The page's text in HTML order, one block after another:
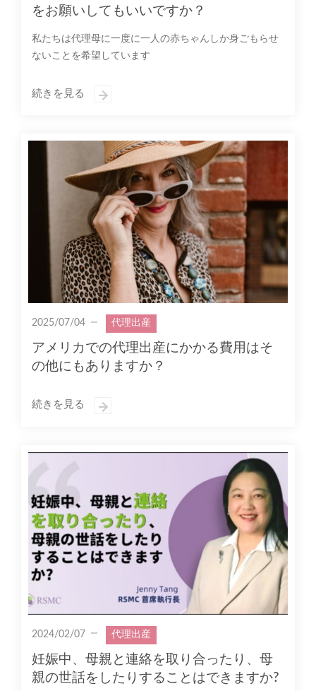
をお願いしてもいいですか？
私たちは代理母に一度に一人の赤ちゃんしか身ごもらせ
ないことを希望しています
続きを見る
2025/07/04 代理出産
アメリカでの代理出産にかかる費用はそ
の他にもありますか？
続きを見る
2024/02/07 代理出産
妊娠中、母親と連絡を取り合ったり、母
親の世話をしたりすることはできますか?